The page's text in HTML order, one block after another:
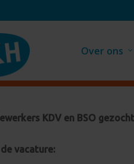
Over ons
KDV en BSO gezocht
vacature: